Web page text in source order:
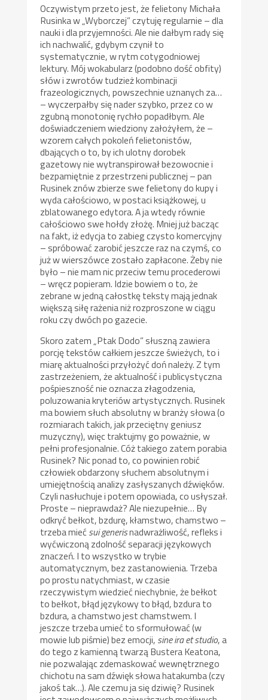
Oczywistym przeto jest, że felietony Michała
Rusinka w „Wyborczej” czytuję regularnie – dla
nauki i dla przyjemności. Ale nie dałbym rady się
ich nachwalić, gdybym czynił to
systematycznie, w rytm cotygodniowej
lektury. Mój wokabularz (podobno dość obfity)
słów i zwrotów tudzież kombinacji
frazeologicznych, powszechnie uznanych za…
– wyczerpałby się nader szybko, przez co w
zgubną monotonię rychło popadłbym. Ale
doświadczeniem wiedziony założyłem, że –
wzorem całych pokoleń felietonistów,
dbających o to, by ich ulotny dorobek
gazetowy nie wytranspirował bezowocnie i
bezpamiętnie z przestrzeni publicznej – pan
Rusinek znów zbierze swe felietony do kupy i
wyda całościowo, w postaci książkowej, u
zblatowanego edytora. A ja wtedy równie
całościowo swe hołdy złożę. Mniej już bacząc
na fakt, iż edycja to zabieg czysto komercyjny
– spróbować zarobić jeszcze raz na czymś, co
już w wierszówce zostało zapłacone. Żeby nie
było – nie mam nic przeciw temu procederowi
– wręcz popieram. Idzie bowiem o to, że
zebrane w jedną całostkę teksty mają jednak
większą siłę rażenia niż rozproszone w ciągu
roku czy dwóch po gazecie.
Skoro zatem „Ptak Dodo” słuszną zawiera
porcję tekstów całkiem jeszcze świeżych, to i
miarę aktualności przyłożyć doń należy. Z tym
zastrzeżeniem, że aktualność i publicystyczna
pośpieszność nie oznacza złagodzenia,
poluzowania kryteriów artystycznych. Rusinek
ma bowiem słuch absolutny w branży słowa (o
rozmiarach takich, jak przeciętny geniusz
muzyczny), więc traktujmy go poważnie, w
pełni profesjonalnie. Cóż takiego zatem porabia
Rusinek? Nic ponad to, co powinien robić
człowiek obdarzony słuchem absolutnym i
umiejętnością analizy zasłyszanych dźwięków.
Czyli nasłuchuje i potem opowiada, co usłyszał.
Proste – nieprawdaż? Ale niezupełnie… By
odkryć bełkot, bzdurę, kłamstwo, chamstwo –
trzeba miećsui generisnadwrażliwość, refleks i
wyćwiczoną zdolność separacji językowych
znaczeń. I to wszystko w trybie
automatycznym, bez zastanowienia. Trzeba
po prostu natychmiast, w czasie
rzeczywistym wiedzieć niechybnie, że bełkot
to bełkot, błąd językowy to błąd, bzdura to
bzdura, a chamstwo jest chamstwem. I
jeszcze trzeba umieć to sformułować (w
mowie lub piśmie) bez emocji, sine ira et studio, a
do tego z kamienną twarzą Bustera Keatona,
nie pozwalając zdemaskować wewnętrznego
chichotu na sam dźwięk słowa hatakumba (czy
jakoś tak…). Ale czemu ja się dziwię? Rusinek